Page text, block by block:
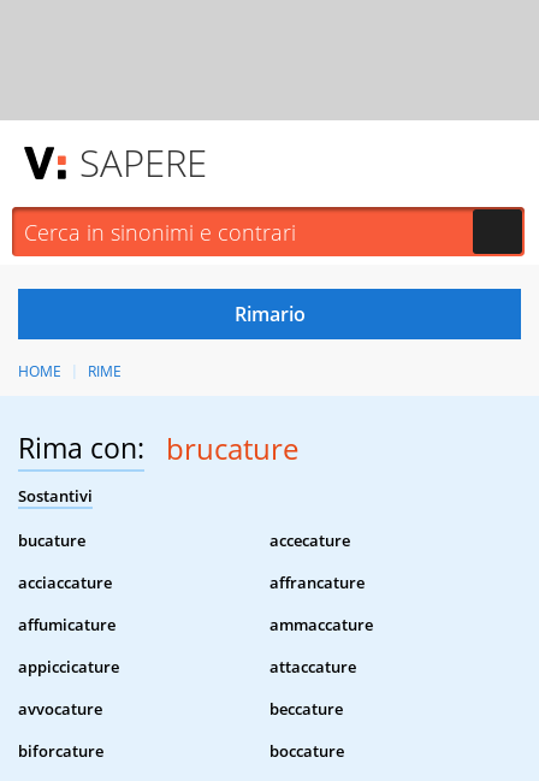
SAPERE
HOME RIME
Rima con: brucature
Sostantivi
bucature
accecature
acciaccature
affrancature
affumicature
ammaccature
appiccicature
attaccature
avvocature
beccature
biforcature
boccature